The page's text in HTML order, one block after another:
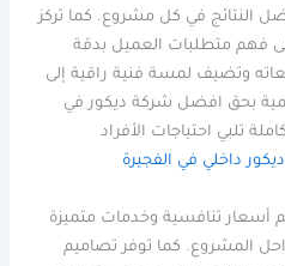
النتائج في كل مشروع. كما تركز
فهم متطلبات العميل بدقة
وتضيف لمسة فنية راقية إلى
بحق افضل شركة ديكور في
تلبي احتياجات الأفراد
داخلي في الفجيرة
أسعار تنافسية وخدمات متميزة
المشروع. كما توفر تصاميم